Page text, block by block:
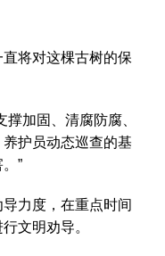
将对这棵古树的保
加固、清腐防腐、
护员动态巡查的基
”
力度，在重点时间
文明劝导。